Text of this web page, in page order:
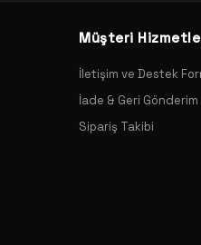
Müşteri
İletişim ve Destek
İade & Geri Gönderim
Sipariş Takibi